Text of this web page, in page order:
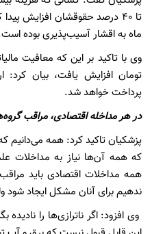
تا ۴۰ درصد حقوقشان افزایش
ماه به اقشار آسیب‌پذیری بوده
تومان افزایش یافت، بیان کرد:
پرداخت خواهد شد.
در هر مداخله اقتصادی، مراقب
پزشکیان تاکید کرد: همه می‌دانیم
که همه آن‌ها نیاز به مداخلات
همه مداخلات اقتصادی باید
ندهیم برای آنان مشکل ایجاد شود
وی افزود: اگر ناترازی‌ها را